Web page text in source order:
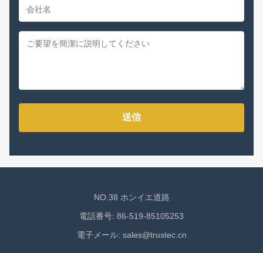
送信
NO.38 ホンイエ道路
電話番号: 86-519-85105253
電子メール: sales@trustec.cn